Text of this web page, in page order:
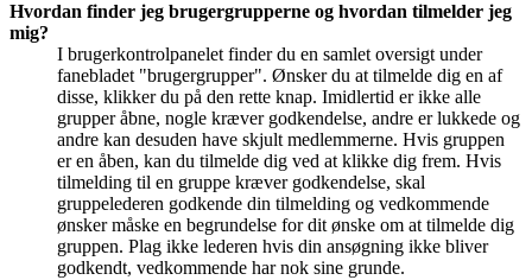
Hvordan finder jeg brugergrupperne og hvordan tilmelder jeg
mig?
I brugerkontrolpanelet finder du en samlet oversigt under
fanebladet "brugergrupper". Ønsker du at tilmelde dig en af
disse, klikker du på den rette knap. Imidlertid er ikke alle
grupper åbne, nogle kræver godkendelse, andre er lukkede og
andre kan desuden have skjult medlemmerne. Hvis gruppen
er en åben, kan du tilmelde dig ved at klikke dig frem. Hvis
tilmelding til en gruppe kræver godkendelse, skal
gruppelederen godkende din tilmelding og vedkommende
ønsker måske en begrundelse for dit ønske om at tilmelde dig
gruppen. Plag ikke lederen hvis din ansøgning ikke bliver
godkendt, vedkommende har nok sine grunde.